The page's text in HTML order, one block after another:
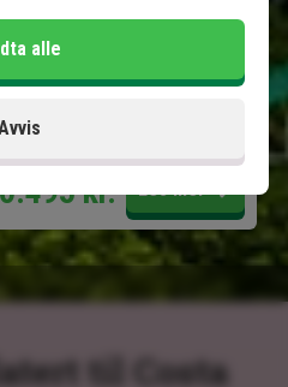
kr. Les mer
til Costa
alle